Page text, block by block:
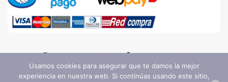
Usamos cookies para asegurar que te damos la mejor
experiencia en nuestra web. Si continúas usando este sitio,